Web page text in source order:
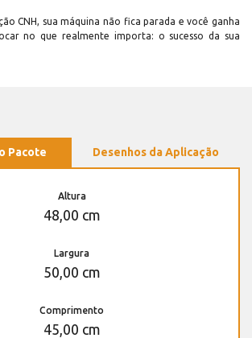
CNH, sua máquina não fica parada e você ganha
no que realmente importa: o sucesso da sua
Pacote Desenhos da Aplicação
Altura
48,00 cm
Largura
50,00 cm
Comprimento
45,00 cm